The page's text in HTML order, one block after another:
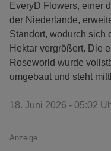
EveryD Flowers, einer
der Niederlande,
Standort, wodurch sich
Hektar vergrößert. Die
Roseworld wurde
umgebaut und steht
18. Juni 2026 - 05:02
Anzeige